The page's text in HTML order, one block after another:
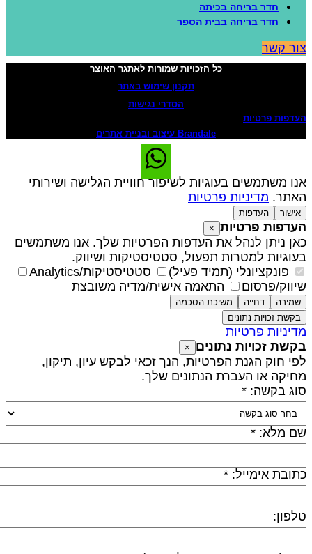
חדר בריחה בכיתה
חדר בריחה בבית הספר
קשר
כל הזכויות שמורות לאתגר האוצר
תקנון שימוש באתר
הסדרי נגישות
פרטיות
Brandale עיצוב ובניית אתרים
משתמשים בעוגיות לשיפור חוויית הגלישה ושירותי
מדיניות פרטיות
אישור העדפות
פרטיות ×
ניתן לנהל את העדפות הפרטיות שלך. אנו משתמשים
למטרות תפעול, סטטיסטיקות ושיווק.
פונקציונלי (תמיד פעיל)
סטטיסטיקות/Analytics
פרסום
התאמה אישית/מדיה משובצת
שמירה דחייה
משיכת הסכמה
בקשת זכויות נתונים
פרטיות
זכויות נתונים
חוק הגנת הפרטיות, הנך זכאי לבקש עיון, תיקון,
או העברת הנתונים שלך.
בקשה: *
מלא: *
אימייל: *